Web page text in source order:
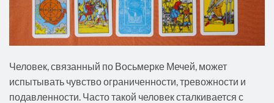
Человек, связанный по Восьмерке Мечей, может
испытывать чувство ограниченности, тревожности и
подавленности. Часто такой человек сталкивается с